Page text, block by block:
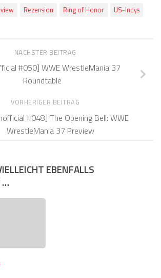
Rezension Ring of Honor US-Indys
NÄCHSTER BEITRAG
#050] WWE WrestleMania 37
Roundtable
VORHERIGER BEITRAG
#048] The Opening Bell: WWE
WrestleMania 37 Preview
EBENFALLS
…